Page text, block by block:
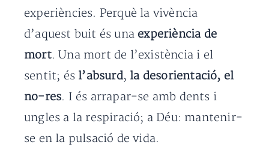
experiències. Perquè la vivència
d’aquest buit és una experiència de
mort. Una mort de l’existència i el
sentit; és l’absurd, la desorientació, el
no-res. I és arrapar-se amb dents i
ungles a la respiració; a Déu: mantenir-
se en la pulsació de vida.